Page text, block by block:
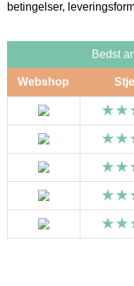
betingelser,
Bedst
Webshop